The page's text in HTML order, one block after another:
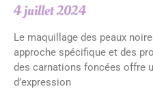
4 juillet 2024
Le maquillage des peaux
approche spécifique et des
des carnations foncées offre
d’expression